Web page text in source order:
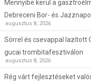
Mennyibe kerül a
Debreceni Bor- és
augusztus 8, 2026
Sörrel és csevappal lazított
gucai trombitafesztiválon
augusztus 8, 2026
Rég várt fejlesztéseket